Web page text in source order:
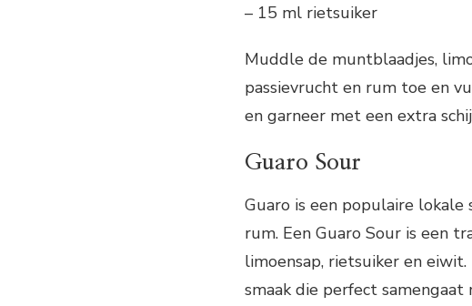
– 15 ml rietsuiker
Muddle de muntblaadjes,
passievrucht en rum toe en
en garneer met een extra
Guaro Sour
Guaro is een populaire lokale
rum. Een Guaro Sour is een
limoensap, rietsuiker en
smaak die perfect samengaat